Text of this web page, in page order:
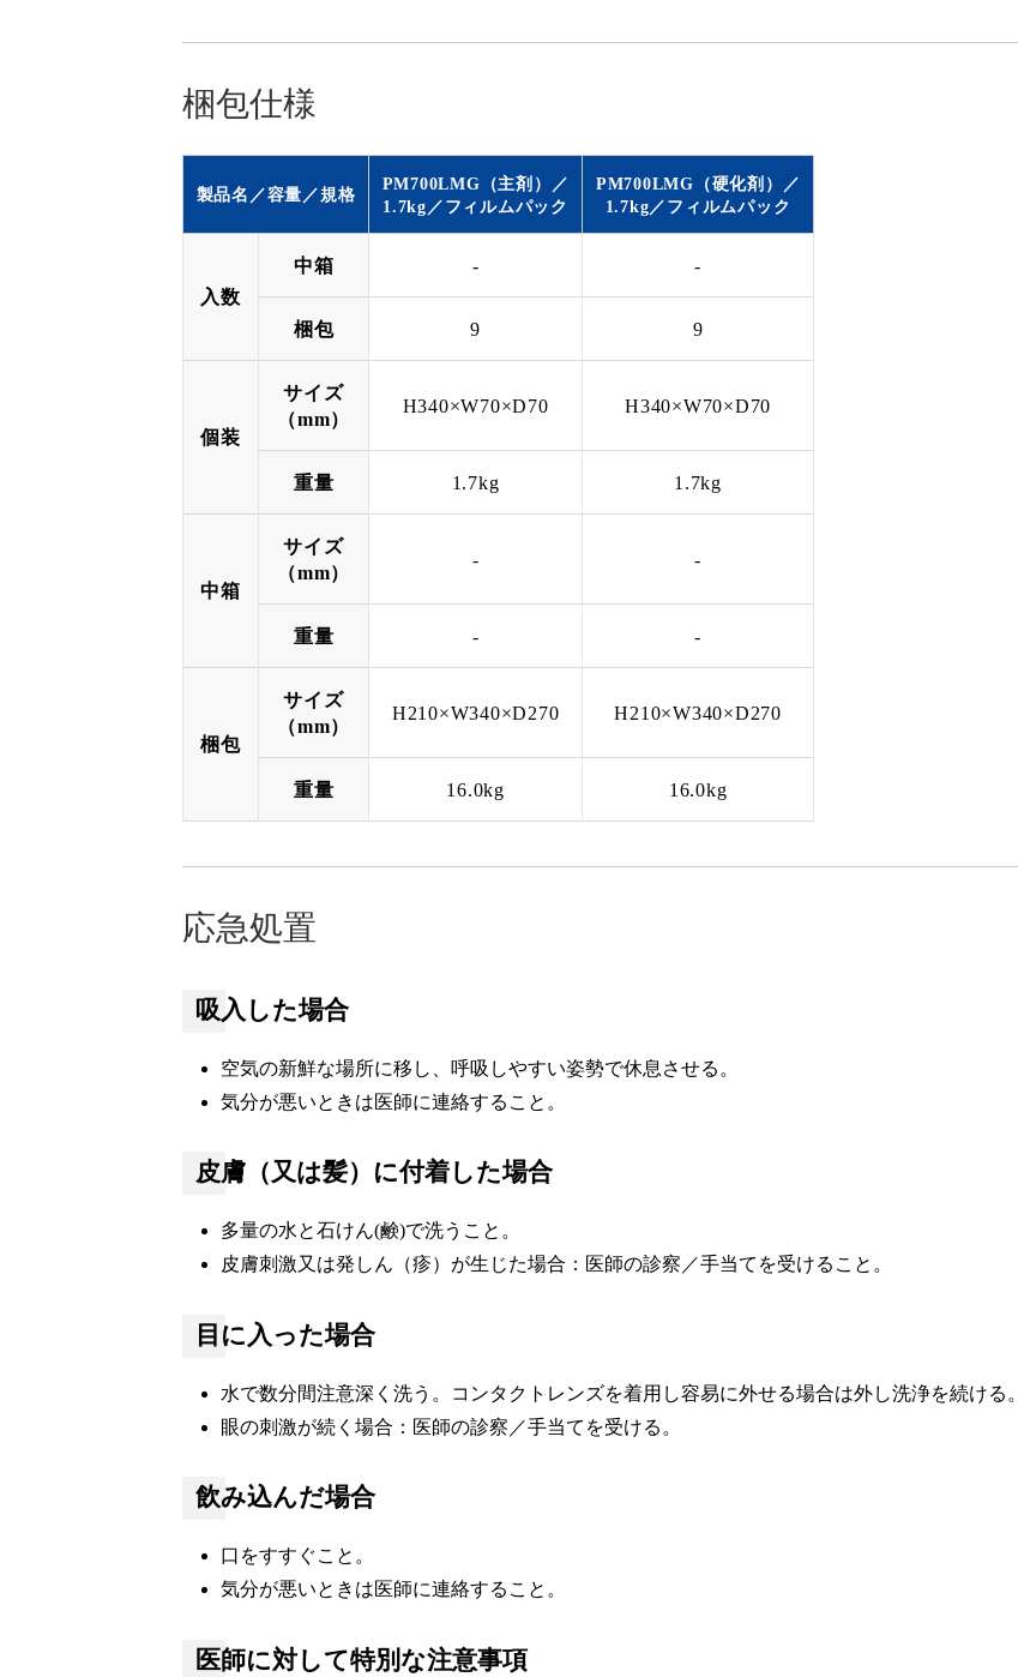
梱包仕様
製品名／容量／規格
PM700LMG（主剤）
／
1.7kg ／ フィルムパック
PM700LMG（硬化剤）
／
1.7kg ／ フィルムパック
入数
中箱 - -
梱包 9 9
個装
サイズ
（mm）
H340×W70×D70 H340×W70×D70
重量 1.7kg 1.7kg
中箱
サイズ
（mm）
- -
重量 - -
梱包
サイズ
（mm）
H210×W340×D270 H210×W340×D270
重量 16.0kg 16.0kg
応急処置
吸入した場合
空気の新鮮な場所に移し、呼吸しやすい姿勢で休息させる。
気分が悪いときは医師に連絡すること。
皮膚（又は髪）に付着した場合
多量の水と石けん(鹸)で洗うこと。
皮膚刺激又は発しん（疹）が生じた場合：医師の診察／手当てを受けること。
目に入った場合
水で数分間注意深く洗う。コンタクトレンズを着用し容易に外せる場合は外し洗浄を続ける。
眼の刺激が続く場合：医師の診察／手当てを受ける。
飲み込んだ場合
口をすすぐこと。
気分が悪いときは医師に連絡すること。
医師に対して特別な注意事項